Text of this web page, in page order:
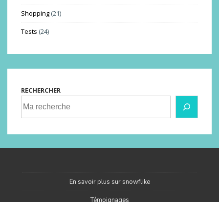
Shopping (21)
Tests (24)
RECHERCHER
En savoir plus sur snowflike
Témoignages